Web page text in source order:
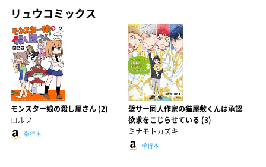
リュウコミックス
モンスター娘の殺し屋さん (2)
ロルフ
単行本
壁サー同人作家の猫屋敷くんは承認
欲求をこじらせている (3)
ミナモトカズキ
単行本